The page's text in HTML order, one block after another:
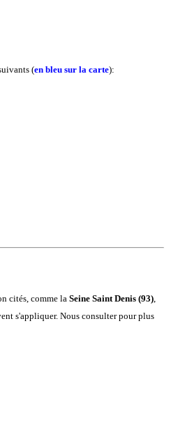
(en bleu sur la carte):
cités, comme laSeine Saint Denis (93),
s'appliquer. Nous consulter pour plus